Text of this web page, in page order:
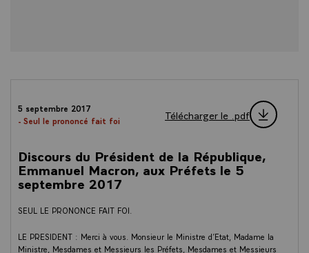
5 septembre 2017
- Seul le prononcé fait foi
Télécharger le .pdf
Discours du Président de la République,
Emmanuel Macron, aux Préfets le 5
septembre 2017
SEUL LE PRONONCE FAIT FOI.
LE PRESIDENT : Merci à vous. Monsieur le Ministre d’Etat, Madame la
Ministre, Mesdames et Messieurs les Préfets, Mesdames et Messieurs